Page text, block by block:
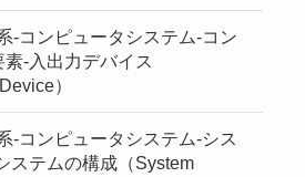
-コンピュータシステム-コン
素-入出力デバイス
）
-コンピュータシステム-シス
ステムの構成（System